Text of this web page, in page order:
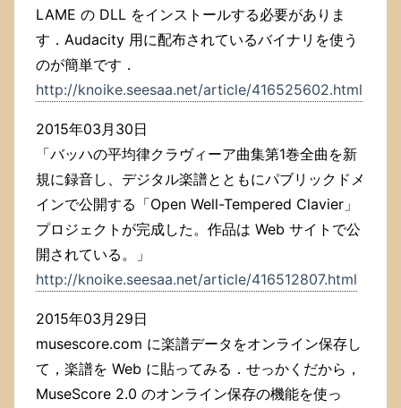
LAME の DLL をインストールする必要がありま
す．Audacity 用に配布されているバイナリを使う
のが簡単です．
http://knoike.seesaa.net/article/416525602.html
2015年03月30日
「バッハの平均律クラヴィーア曲集第1巻全曲を新
規に録音し、デジタル楽譜とともにパブリックドメ
インで公開する「Open Well-Tempered Clavier」
プロジェクトが完成した。作品は Web サイトで公
開されている。」
http://knoike.seesaa.net/article/416512807.html
2015年03月29日
musescore.com に楽譜データをオンライン保存し
て，楽譜を Web に貼ってみる．せっかくだから，
MuseScore 2.0 のオンライン保存の機能を使っ